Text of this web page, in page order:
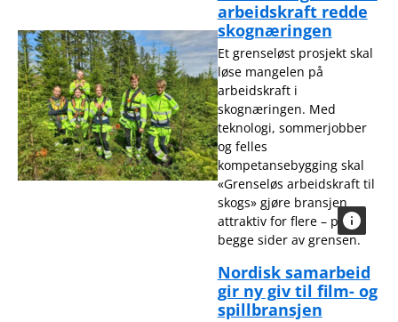
arbeidskraft redde
skognæringen
Et grenseløst prosjekt skal
løse mangelen på
arbeidskraft i
skognæringen. Med
teknologi, sommerjobber
og felles
kompetansebygging skal
«Grenseløs arbeidskraft til
skogs» gjøre bransjen
attraktiv for flere – på
begge sider av grensen.
Nordisk samarbeid
gir ny giv til film- og
spillbransjen